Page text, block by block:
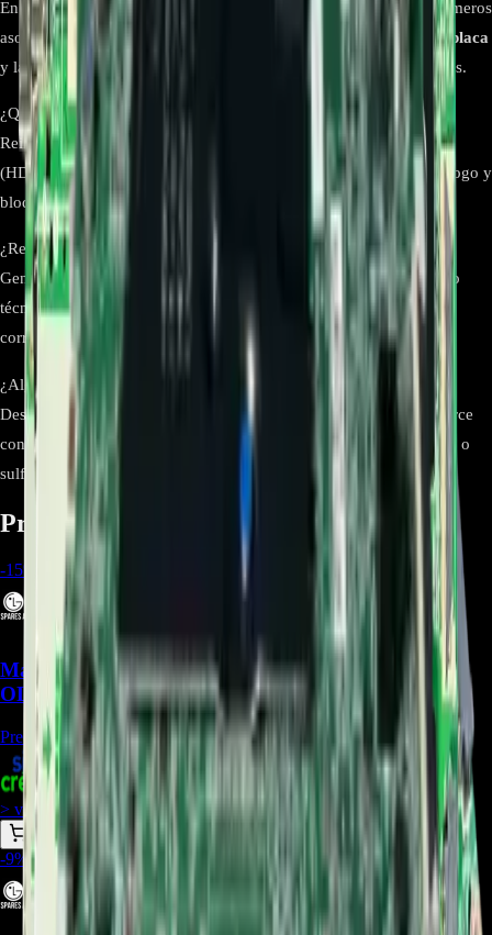
En publicaciones técnicas pueden aparecer códigos EAX o subnúmeros
asociados a la misma familia.
Priorice siempre lo impreso en su placa
y la etiqueta de parte
para evitar incompatibilidades.
¿Qué síntomas apuntan a falla de la mainboard?
Reinicios, ausencia de imagen con backlight activo, puertos
(HDMI/USB) sin respuesta, Smart que no carga o encendido con logo y
bloqueo.
¿Requiere programación tras el reemplazo?
Generalmente es reemplazo directo. En casos puntuales, el servicio
técnico puede actualizar firmware con la versión regional
correspondiente.
¿Alguna recomendación de instalación?
Desconecte el TV de la red, manipule con protección ESD, no fuerce
conectores LVDS/FFC, y verifique que no exista daño por líquidos o
sulfato antes de cerrar el chasis.
Productos relacionados
-15%
Main Board EBU66395001 Para TV LG
OLED55A1PSA - REP-1191
Precio Regular: 973.500
> ver_
> desbloquear oferta_
-9%